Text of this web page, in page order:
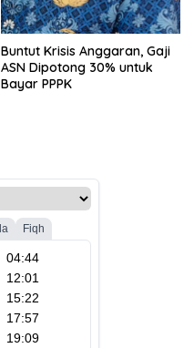
Buntut Krisis Anggaran, Gaji
ASN Dipotong 30% untuk
Bayar PPPK